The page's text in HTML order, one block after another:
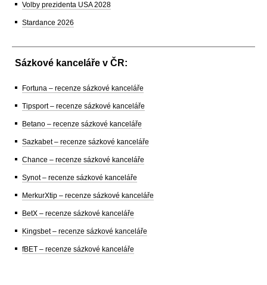
Volby prezidenta USA 2028
Stardance 2026
Sázkové kanceláře v ČR:
Fortuna – recenze sázkové kanceláře
Tipsport – recenze sázkové kanceláře
Betano – recenze sázkové kanceláře
Sazkabet – recenze sázkové kanceláře
Chance – recenze sázkové kanceláře
Synot – recenze sázkové kanceláře
MerkurXtip – recenze sázkové kanceláře
BetX – recenze sázkové kanceláře
Kingsbet – recenze sázkové kanceláře
fBET – recenze sázkové kanceláře